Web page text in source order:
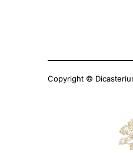
Copyright ©